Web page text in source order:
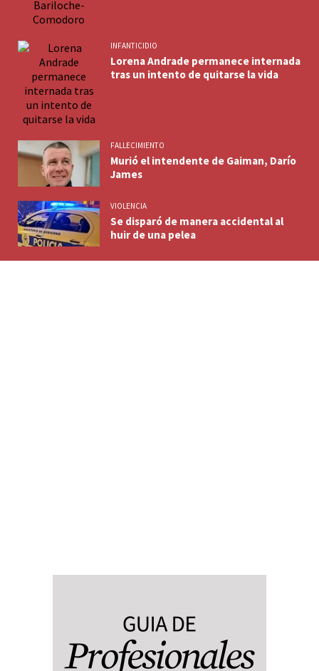
INFANTICIDIO
Lorena Andrade permanece internada
tras un intento de quitarse la vida
FALLECIMIENTO
Murió el intendente de Gaiman, Darío
James
VIOLENCIA
Se disparó de manera accidental al
huir de una pelea